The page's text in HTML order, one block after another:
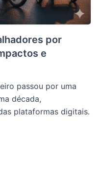
por
e
passou por uma
década,
plataformas digitais.